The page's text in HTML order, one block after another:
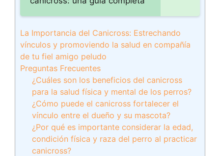
La Importancia del Canicross: Estrechando
vínculos y promoviendo la salud en compañía
de tu fiel amigo peludo
Preguntas Frecuentes
¿Cuáles son los beneficios del canicross
para la salud física y mental de los perros?
¿Cómo puede el canicross fortalecer el
vínculo entre el dueño y su mascota?
¿Por qué es importante considerar la edad,
condición física y raza del perro al practicar
canicross?